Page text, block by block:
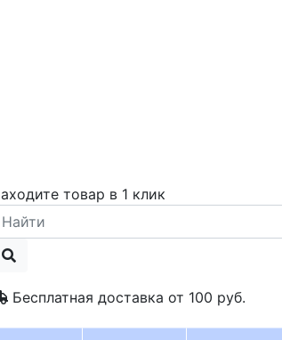
товар в 1 клик
Бесплатная доставка от 100 руб.